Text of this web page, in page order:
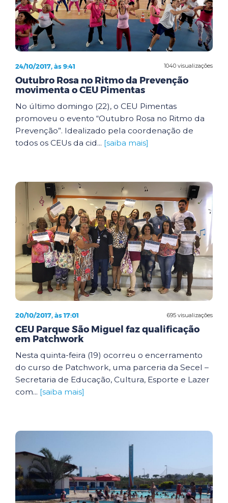
1040 visualizações
24/10/2017, às 9:41
Outubro Rosa no Ritmo da Prevenção
movimenta o CEU Pimentas
No último domingo (22), o CEU Pimentas
promoveu o evento “Outubro Rosa no Ritmo da
Prevenção”. Idealizado pela coordenação de
todos os CEUs da cid... [saiba mais]
695 visualizações
20/10/2017, às 17:01
CEU Parque São Miguel faz qualificação
em Patchwork
Nesta quinta-feira (19) ocorreu o encerramento
do curso de Patchwork, uma parceria da Secel –
Secretaria de Educação, Cultura, Esporte e Lazer
com... [saiba mais]